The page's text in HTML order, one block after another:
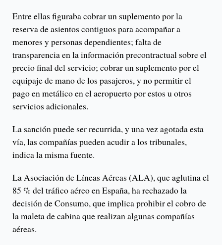
Entre ellas figuraba cobrar un suplemento por la
reserva de asientos contiguos para acompañar a
menores y personas dependientes; falta de
transparencia en la información precontractual sobre el
precio final del servicio; cobrar un suplemento por el
equipaje de mano de los pasajeros, y no permitir el
pago en metálico en el aeropuerto por estos u otros
servicios adicionales.
La sanción puede ser recurrida, y una vez agotada esta
vía, las compañías pueden acudir a los tribunales,
indica la misma fuente.
La Asociación de Líneas Aéreas (ALA), que aglutina el
85 % del tráfico aéreo en España, ha rechazado la
decisión de Consumo, que implica prohibir el cobro de
la maleta de cabina que realizan algunas compañías
aéreas.